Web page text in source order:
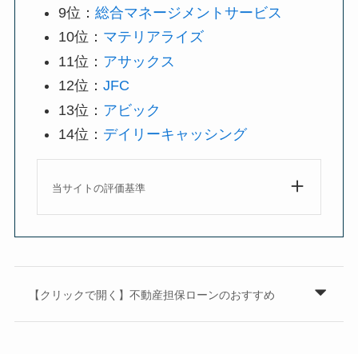
9位： 総合マネージメントサービス
10位： マテリアライズ
11位： アサックス
12位： JFC
13位： アビック
14位： デイリーキャッシング
当サイトの評価基準
【クリックで開く】不動産担保ローンのおすすめ